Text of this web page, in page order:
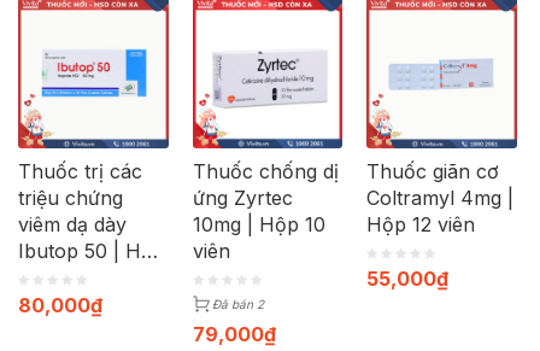
Thuốc trị các
triệu chứng
viêm dạ dày
Ibutop 50 | Hộp
20 viên
80,000₫
Thuốc chống dị
ứng Zyrtec
10mg | Hộp 10
viên
Đã bán 2
79,000₫
Thuốc giãn cơ
Coltramyl 4mg |
Hộp 12 viên
55,000₫